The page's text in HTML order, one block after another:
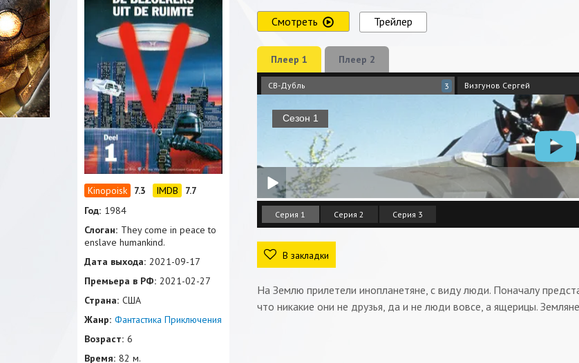
0
1 2 3
Смотреть Трейлер
Плеер 1 Плеер 2
СВ-Дубль 3 Визгунов Сергей
Серия 1 Серия 2 Серия 3
В закладки
На Землю прилетели инопланетяне, с виду люди. Поначалу
что никакие они не друзья, да и не люди вовсе, а ящерицы.
7.3
7.7
Год: 1984
Слоган: They come in peace to
enslave humankind.
Дата выхода: 2021-09-17
Премьера в РФ: 2021-02-27
Страна: США
Жанр: Фантастика Приключения
Возраст: 6
Время: 82 м.